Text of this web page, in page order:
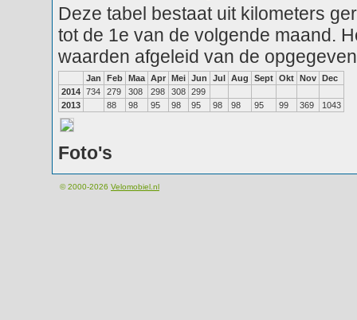
Deze tabel bestaat uit kilometers
tot de 1e van de volgende maand.
waarden afgeleid van de
Jan Feb Maa Apr Mei Jun Jul Aug Sept Okt Nov Dec
2014 734 279 308 298 308 299
2013
88 98 95 98 95 98 98 95 99 369 1043
Foto's
© 2000-2026 Velomobiel.nl